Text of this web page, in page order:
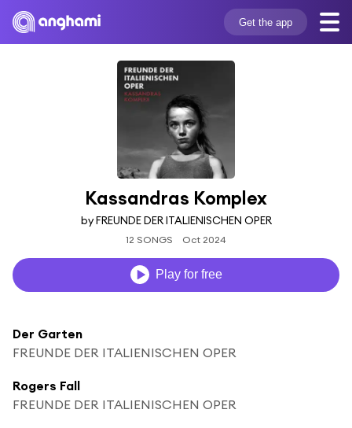
Get the app
Kassandras Komplex
by FREUNDE DER ITALIENISCHEN OPER
12 SONGS Oct 2024
Play for free
Der Garten
FREUNDE DER ITALIENISCHEN OPER
Rogers Fall
FREUNDE DER ITALIENISCHEN OPER